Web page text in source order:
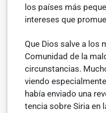
los países más
intereses que
Que Dios salve a los
Comunidad de la
circunstancias.
viendo
había enviado una
tencia sobre Siria en